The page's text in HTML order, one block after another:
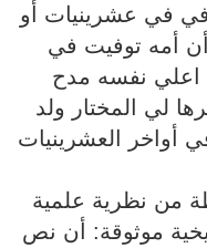
في عشرينيات أو
أمه توفيت في
اعلي نفسه مدح
لي المختار ولد
أواخر العشرينيات
من نظرية علمية
موثوقة: أن نص